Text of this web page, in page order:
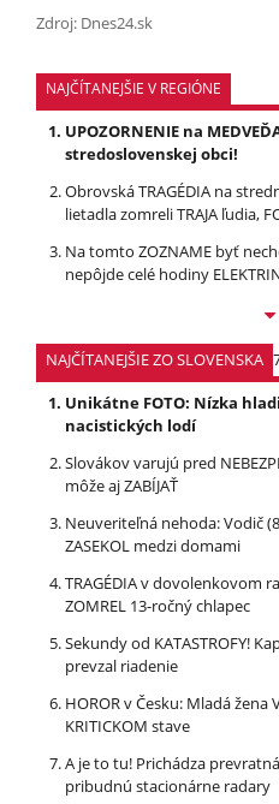
Zdroj: Dnes24.sk
NAJČÍTANEJŠIE V REGIÓNE
UPOZORNENIE na
stredoslovenskej obci!
Obrovská TRAGÉDIA na
lietadla zomreli TRAJA ľudia,
Na tomto ZOZNAME byť
nepôjde celé hodiny
NAJČÍTANEJŠIE ZO SLOVENSKA
Unikátne FOTO: Nízka
nacistických lodí
Slovákov varujú pred
môže aj ZABÍJAŤ
Neuveriteľná nehoda: Vodič
ZASEKOL medzi domami
TRAGÉDIA v dovolenkovom
ZOMREL 13-ročný chlapec
Sekundy od KATASTROFY!
prevzal riadenie
HOROR v Česku: Mladá žena
KRITICKOM stave
A je to tu! Prichádza
pribudnú stacionárne radary